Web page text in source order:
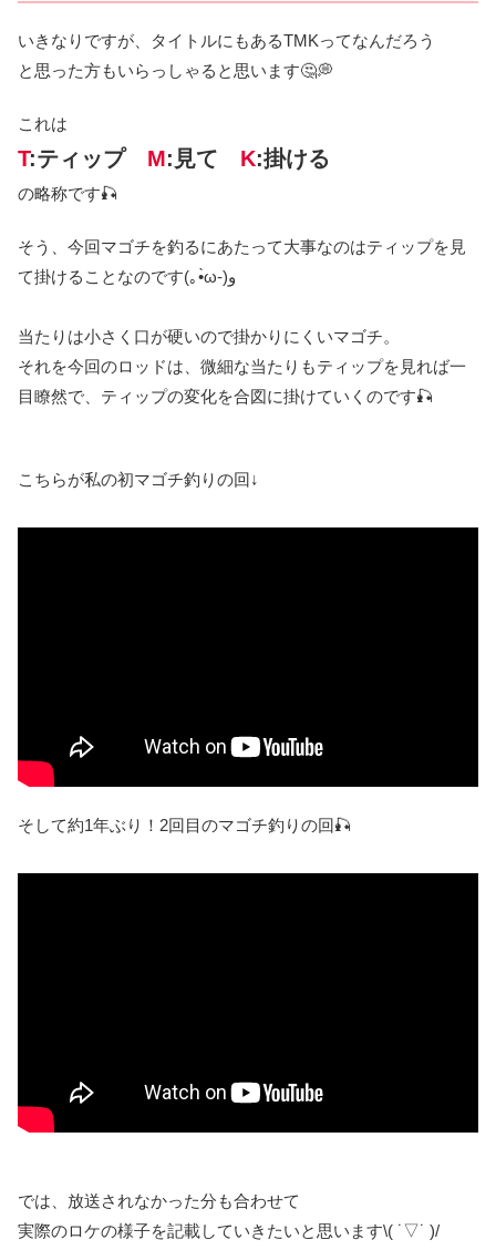
いきなりですが、タイトルにもあるTMKってなんだろう
と思った方もいらっしゃると思います🤔💭
これは
T:ティップ M:見て K:掛ける
の略称です🎣
そう、今回マゴチを釣るにあたって大事なのはティップを見
て掛けることなのです(｡•̀ω-)و
当たりは小さく口が硬いので掛かりにくいマゴチ。
それを今回のロッドは、微細な当たりもティップを見れば一
目瞭然で、ティップの変化を合図に掛けていくのです🎣
こちらが私の初マゴチ釣りの回↓
そして約1年ぶり！2回目のマゴチ釣りの回🎣
では、放送されなかった分も合わせて
実際のロケの様子を記載していきたいと思います\( ˙▽˙ )/